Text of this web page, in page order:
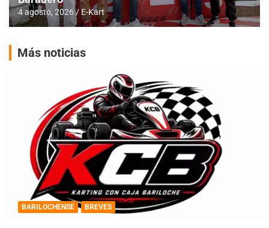
4 agosto, 2026 E-Kart
Más noticias
BARILOCHENSE BREVES